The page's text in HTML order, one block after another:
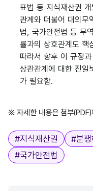
표법 등 지식재산권
관계와 더불어 대외무
법, 국가안전법 등 무
률과의 상호관계도 핵
따라서 향후 이 규정
상관관계에 대한 진일
가 필요함.
※ 자세한 내용은 첨부
태그
#지식재산권 #분
#국가안전법